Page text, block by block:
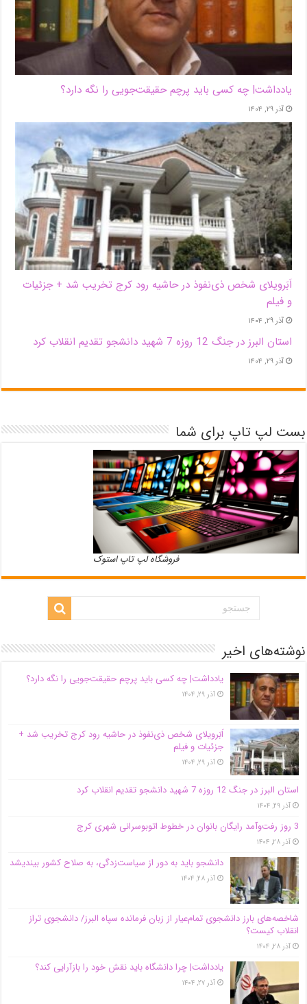
یادداشت| ‌چه کسی باید پرچم حقیقت‌جویی را نگه دارد؟
آذر ۲۹, ۱۴۰۴
اَبَر‌ویلای شخص ذی‌نفوذ در حاشیه‌ رود کرج تخریب شد + جزئیات
و فیلم
آذر ۲۹, ۱۴۰۴
استان البرز در جنگ 12 روزه 7 شهید دانشجو تقدیم انقلاب کرد
آذر ۲۹, ۱۴۰۴
بست لپ تاپ برای شما
فروشگاه لپ تاپ استوک
نوشته‌های اخیر
یادداشت| ‌چه کسی باید پرچم حقیقت‌جویی را نگه دارد؟
آذر ۲۹, ۱۴۰۴
اَبَر‌ویلای شخص ذی‌نفوذ در حاشیه‌ رود کرج تخریب شد +
جزئیات و فیلم
آذر ۲۹, ۱۴۰۴
استان البرز در جنگ 12 روزه 7 شهید دانشجو تقدیم انقلاب کرد
آذر ۲۹, ۱۴۰۴
3 روز رفت‌وآمد رایگان بانوان در خطوط اتوبوسرانی شهری کرج
آذر ۲۸, ۱۴۰۴
دانشجو باید به دور از سیاست‌زدگی، به صلاح کشور بیندیشد
آذر ۲۸, ۱۴۰۴
شاخصه‌های بارز دانشجوی تمام‌عیار از زبان فرمانده سپاه البرز/ دانشجوی تراز
انقلاب کیست؟
آذر ۲۸, ۱۴۰۴
یادداشت| چرا دانشگاه باید نقش خود را بازآرایی کند؟
آذر ۲۷, ۱۴۰۴